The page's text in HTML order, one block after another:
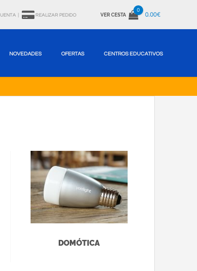
REALIZAR PEDIDO VER CESTA
0
0.00€
NOVEDADES OFERTAS CENTROS EDUCATIVOS
DOMÓTICA